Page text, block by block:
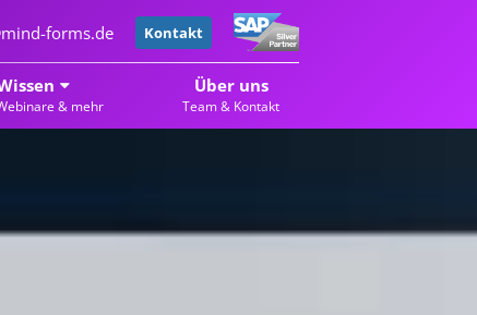
forms.de Kontakt
& mehr
Über uns
Team & Kontakt